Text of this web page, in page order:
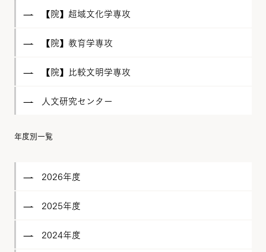
【院】超域文化学専攻
【院】教育学専攻
【院】比較文明学専攻
人文研究センター
年度別一覧
2026年度
2025年度
2024年度